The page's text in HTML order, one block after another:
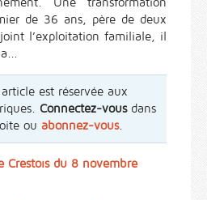
de 36 ans, père de deux
l’exploitation familiale, il
est réservée aux
Connectez-vousdans
ou abonnez-vous.
Crestois du 8 novembre